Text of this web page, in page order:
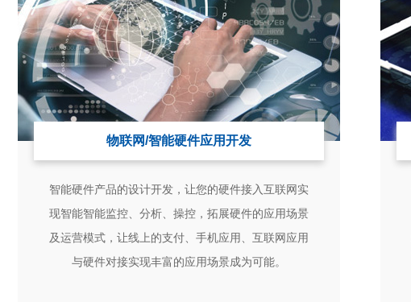
物联网/智能硬件应用开发
智能硬件产品的设计开发，让您的硬件接入互联网实
现智能智能监控、分析、操控，拓展硬件的应用场景
及运营模式，让线上的支付、手机应用、互联网应用
与硬件对接实现丰富的应用场景成为可能。